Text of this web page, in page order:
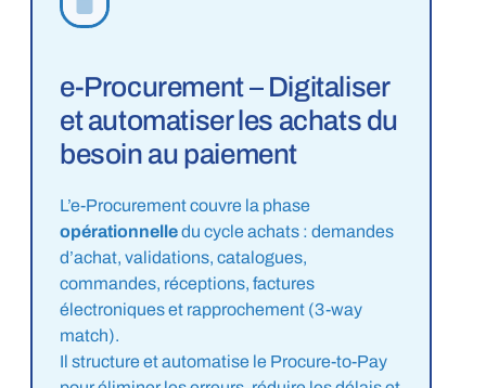
e-Procurement – Digitaliser
et automatiser les achats du
besoin au paiement
L’e-Procurement couvre la phase
opérationnelledu cycle achats : demandes
d’achat, validations, catalogues,
commandes, réceptions, factures
électroniques et rapprochement (3-way
match).
Il structure et automatise le Procure-to-Pay